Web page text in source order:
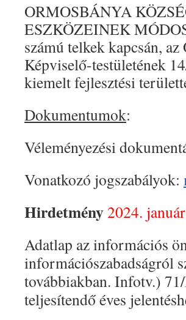
ORMOSBÁNYA
ESZKÖZEINEK
számú telkek kapcsán,
Képviselő-testületének
kiemelt fejlesztési
Dokumentumok:
Véleményezési
Vonatkozó jogszabályok:
Hirdetmény2024.
Adatlap az információs
információszabadságról
továbbiakban. Infotv.)
teljesítendő éves